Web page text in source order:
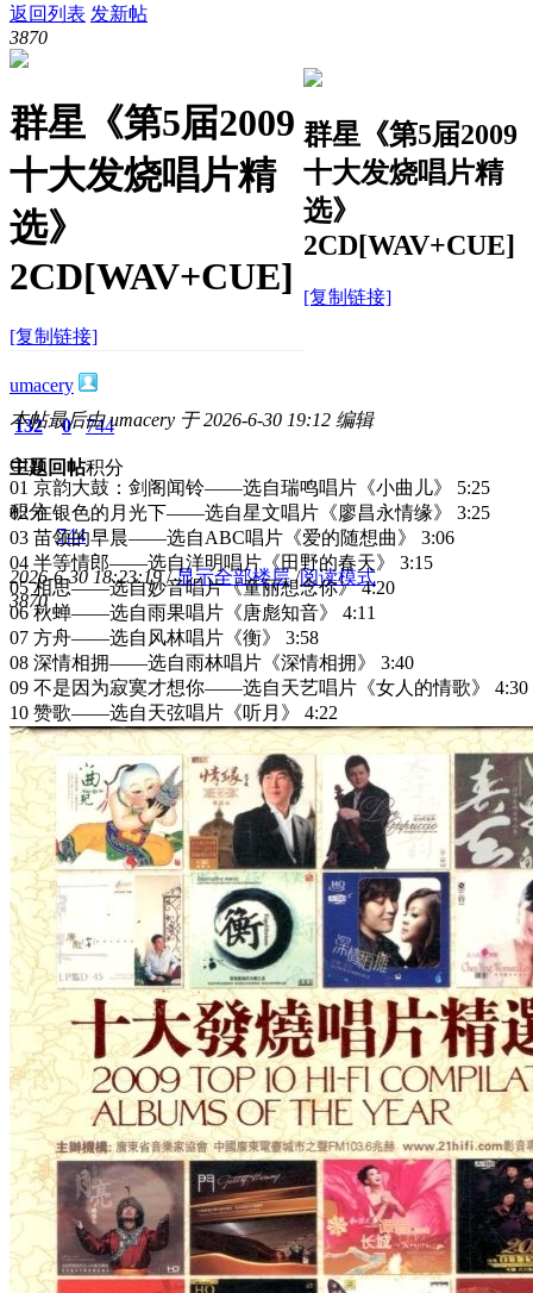
返回列表 发新帖
3870
群星《第5届2009
十大发烧唱片精
选》
2CD[WAV+CUE]
[复制链接]
群星《第5届2009
十大发烧唱片精
选》
2CD[WAV+CUE]
[复制链接]
umacery
132
主题
0
回帖
744
积分
积分
744
2026-6-30 18:23:19 / 显示全部楼层 /阅读模式
3870
本帖最后由 umacery 于 2026-6-30 19:12 编辑
CD1
01 京韵大鼓：剑阁闻铃——选自瑞鸣唱片《小曲儿》 5:25
02 在银色的月光下——选自星文唱片《廖昌永情缘》 3:25
03 苗领的早晨——选自ABC唱片《爱的随想曲》 3:06
04 半等情郎——选自洋明唱片《田野的春天》 3:15
05 相思——选自妙音唱片《童丽想念你》 4:20
06 秋蝉——选自雨果唱片《唐彪知音》 4:11
07 方舟——选自风林唱片《衡》 3:58
08 深情相拥——选自雨林唱片《深情相拥》 3:40
09 不是因为寂寞才想你——选自天艺唱片《女人的情歌》 4:30
10 赞歌——选自天弦唱片《听月》 4:22